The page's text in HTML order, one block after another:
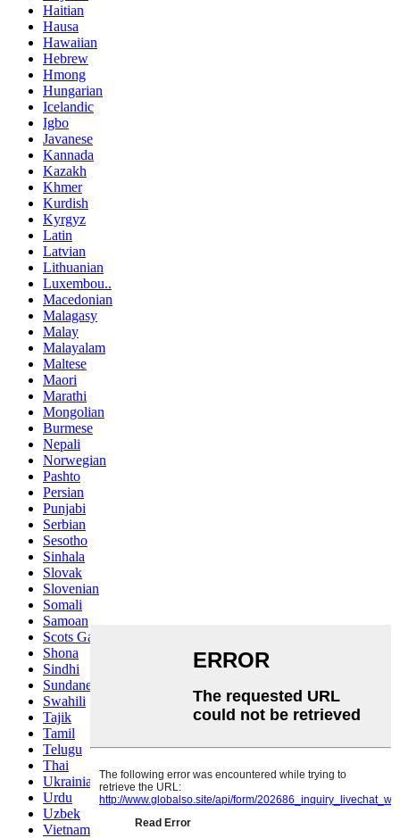
Haitian
Hausa
Hawaiian
Hebrew
Hmong
Hungarian
Icelandic
Igbo
Javanese
Kannada
Kazakh
Khmer
Kurdish
Kyrgyz
Latin
Latvian
Lithuanian
Luxembou..
Macedonian
Malagasy
Malay
Malayalam
Maltese
Maori
Marathi
Mongolian
Burmese
Nepali
Norwegian
Pashto
Persian
Punjabi
Serbian
Sesotho
Sinhala
Slovak
Slovenian
Somali
Samoan
Scots Gaelic
Shona
Sindhi
Sundanese
Swahili
Tajik
Tamil
Telugu
Thai
Ukrainian
Urdu
Uzbek
Vietnamese